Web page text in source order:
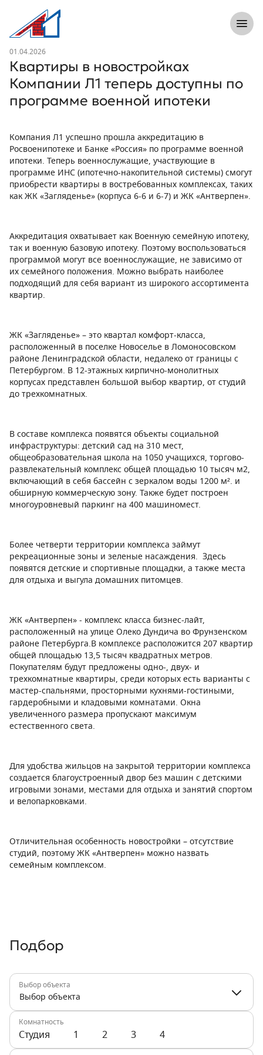
Л1 Строительная компания №1
Новость
01.04.2026
Квартиры в новостройках
Компании Л1 теперь доступны по
программе военной ипотеки
Компания Л1 успешно прошла аккредитацию в
Росвоенипотеке и Банке «Россия» по программе военной
ипотеки. Теперь военнослужащие, участвующие в
программе ИНС (ипотечно-накопительной системы) смогут
приобрести квартиры в востребованных комплексах, таких
как ЖК «Загляденье» (корпуса 6-6 и 6-7) и ЖК «Антверпен».
Аккредитация охватывает как Военную семейную ипотеку,
так и военную базовую ипотеку. Поэтому воспользоваться
программой могут все военнослужащие, не зависимо от
их семейного положения. Можно выбрать наиболее
подходящий для себя вариант из широкого ассортимента
квартир.
ЖК «Загляденье» – это квартал комфорт-класса,
расположенный в поселке Новоселье в Ломоносовском
районе Ленинградской области, недалеко от границы с
Петербургом. В 12-этажных кирпично-монолитных
корпусах представлен большой выбор квартир, от студий
до трехкомнатных.
В составе комплекса появятся объекты социальной
инфраструктуры: детский сад на 310 мест,
общеобразовательная школа на 1050 учащихся, торгово-
развлекательный комплекс общей площадью 10 тысяч м2,
включающий в себя бассейн с зеркалом воды 1200 м². и
обширную коммерческую зону. Также будет построен
многоуровневый паркинг на 400 машиномест.
Более четверти территории комплекса займут
рекреационные зоны и зеленые насаждения. Здесь
появятся детские и спортивные площадки, а также места
для отдыха и выгула домашних питомцев.
ЖК «Антверпен» - комплекс класса бизнес-лайт,
расположенный на улице Олеко Дундича во Фрунзенском
районе Петербурга.В комплексе расположится 207 квартир
общей площадью 13,5 тысяч квадратных метров.
Покупателям будут предложены одно-, двух- и
трехкомнатные квартиры, среди которых есть варианты с
мастер-спальнями, просторными кухнями-гостиными,
гардеробными и кладовыми комнатами. Окна
увеличенного размера пропускают максимум
естественного света.
Для удобства жильцов на закрытой территории комплекса
создается благоустроенный двор без машин с детскими
игровыми зонами, местами для отдыха и занятий спортом
и велопарковками.
Отличительная особенность новостройки – отсутствие
студий, поэтому ЖК «Антверпен» можно назвать
семейным комплексом.
Подбор
Выбор объекта
Выбор объекта
Комнатность
Студия 1 2 3 4